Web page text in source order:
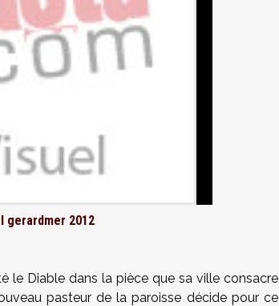
2012
le Diable dans la pièce que sa ville consacre
pasteur de la paroisse décide pour ce